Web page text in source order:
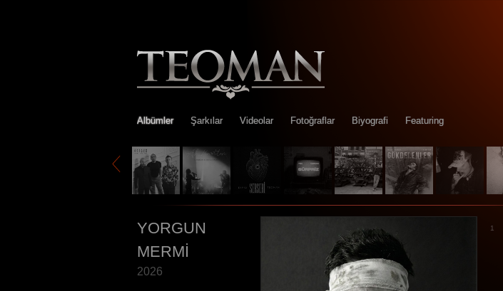
Albümler Şarkılar Videolar Fotoğraflar Biyografi Featuring
YORGUN
MERMİ
2026
1